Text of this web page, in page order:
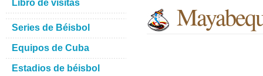
Libro de visitas
Series de Béisbol
Equipos de Cuba
Estadios de béisbol